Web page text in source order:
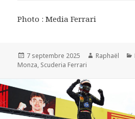
Photo : Media Ferrari
Publié
le
7 septembre 2025 Auteur
Raphaël
Monza, Scuderia Ferrari